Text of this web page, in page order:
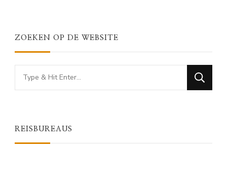
ZOEKEN OP DE WEBSITE
Looking
for
REISBUREAUS